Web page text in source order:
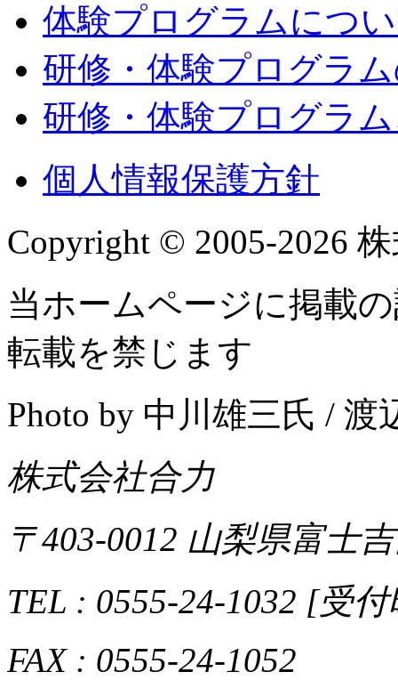
体験プログラムにつ
研修・体験プログラ
研修・体験プログラ
個人情報保護方針
Copyright © 2005-2026
当ホームページに掲載
転載を禁じます
Photo by 中川雄三氏 /
株式会社合力
〒403-0012 山梨県富士
TEL : 0555-24-1032 [受
FAX : 0555-24-1052